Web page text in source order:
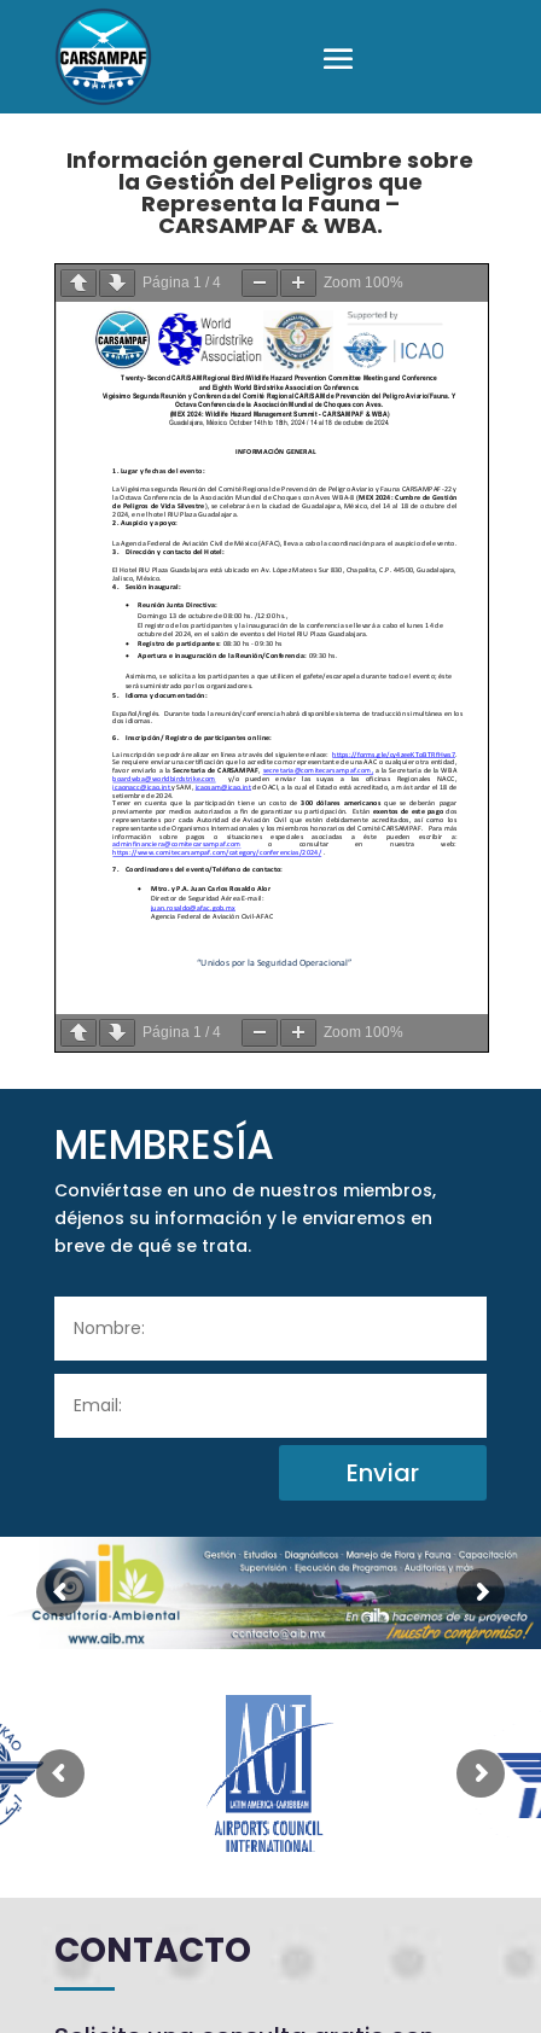
Información general Cumbre sobre
la Gestión del Peligros que
Representa la Fauna –
CARSAMPAF & WBA.
Página 1 / 4 Zoom 100%
Página 1 / 4 Zoom 100%
MEMBRESÍA
Conviértase en uno de nuestros miembros,
déjenos su información y le enviaremos en
breve de qué se trata.
Enviar
CONTACTO